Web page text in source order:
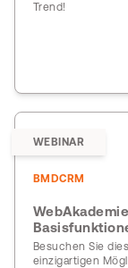
Trend!
WEBINAR
BMDCRM
Besuchen Sie
einzigartigen